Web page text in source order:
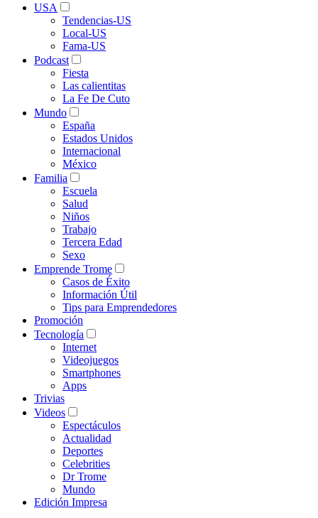
USA
Tendencias-US
Local-US
Fama-US
Podcast
Fiesta
Las calientitas
La Fe De Cuto
Mundo
España
Estados Unidos
Internacional
México
Familia
Escuela
Salud
Niños
Trabajo
Tercera Edad
Sexo
Emprende Trome
Casos de Éxito
Información Útil
Tips para Emprendedores
Promoción
Tecnología
Internet
Videojuegos
Smartphones
Apps
Trivias
Videos
Espectáculos
Actualidad
Deportes
Celebrities
Dr Trome
Mundo
Edición Impresa